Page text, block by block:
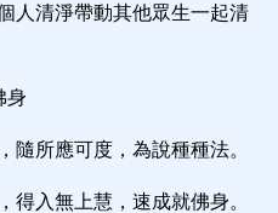
人清淨帶動其他眾生一起清
身
隨所應可度，為說種種法。
得入無上慧，速成就佛身。